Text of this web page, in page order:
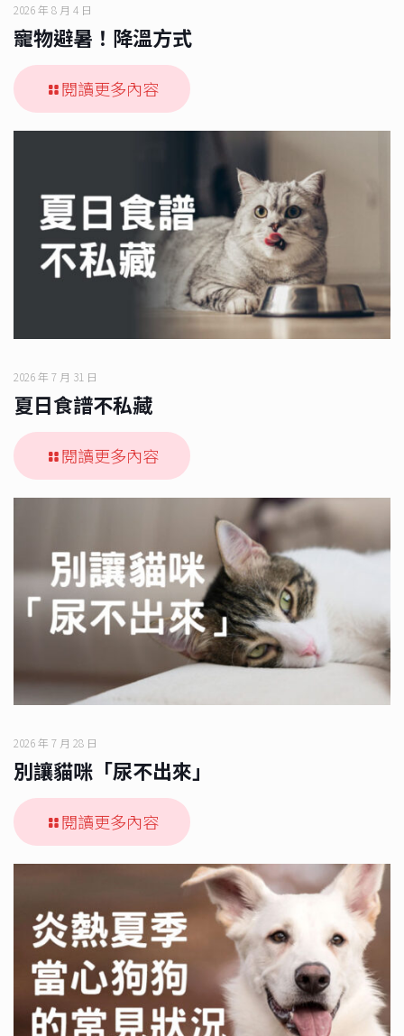
2026 年 8 月 4 日
寵物避暑！降溫方式
閱讀更多內容
2026 年 7 月 31 日
夏日食譜不私藏
閱讀更多內容
2026 年 7 月 28 日
別讓貓咪「尿不出來」
閱讀更多內容